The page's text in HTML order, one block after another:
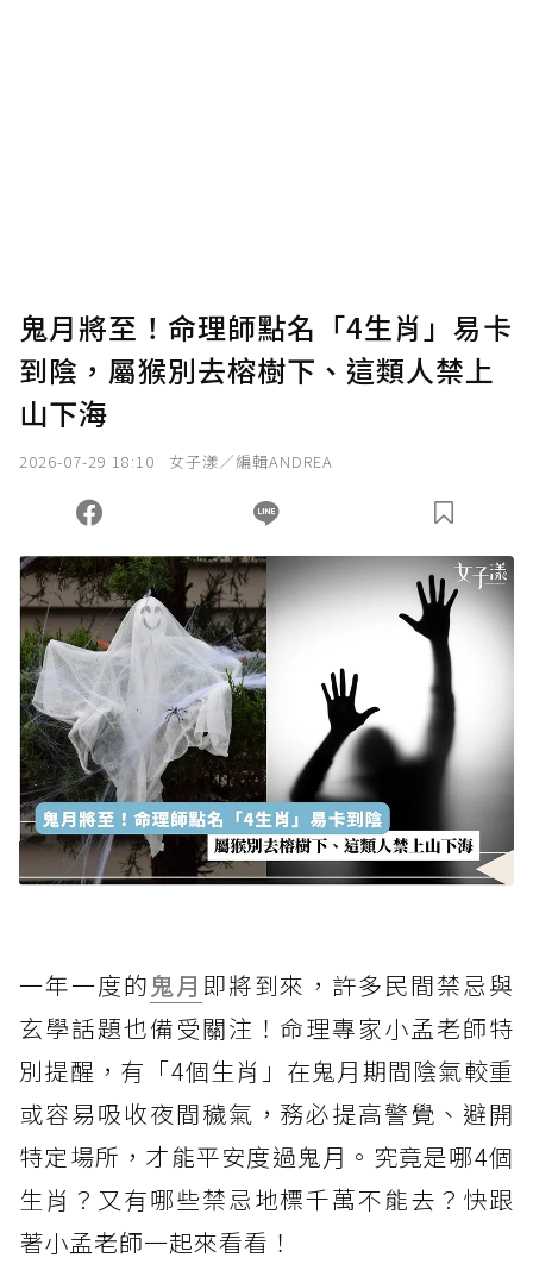
鬼月將至！命理師點名「4生肖」易卡
到陰，屬猴別去榕樹下、這類人禁上
山下海
2026-07-29 18:10 女子漾／編輯ANDREA
一年一度的鬼月 即將到來，許多民間禁忌與
玄學話題也備受關注！命理專家小孟老師特
別提醒，有「4個生肖」在鬼月期間陰氣較重
或容易吸收夜間穢氣，務必提高警覺、避開
特定場所，才能平安度過鬼月。究竟是哪4個
生肖？又有哪些禁忌地標千萬不能去？快跟
著小孟老師一起來看看！